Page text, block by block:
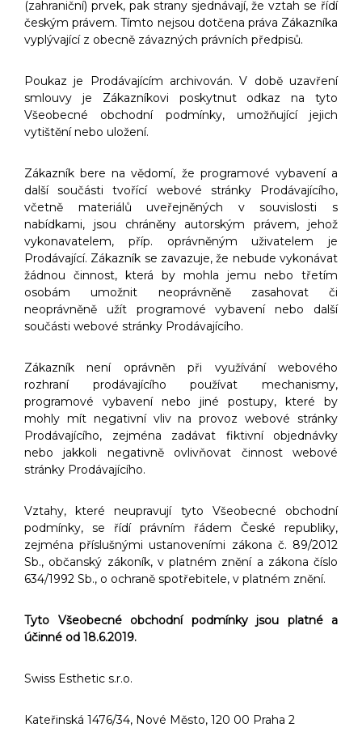
(zahraniční) prvek, pak strany sjednávají, že vztah se řídí
českým právem. Tímto nejsou dotčena práva Zákazníka
vyplývající z obecně závazných právních předpisů.
Poukaz je Prodávajícím archivován. V době uzavření
smlouvy je Zákazníkovi poskytnut odkaz na tyto
Všeobecné obchodní podmínky, umožňující jejich
vytištění nebo uložení.
Zákazník bere na vědomí, že programové vybavení a
další součásti tvořící webové stránky Prodávajícího,
včetně materiálů uveřejněných v souvislosti s
nabídkami, jsou chráněny autorským právem, jehož
vykonavatelem, příp. oprávněným uživatelem je
Prodávající. Zákazník se zavazuje, že nebude vykonávat
žádnou činnost, která by mohla jemu nebo třetím
osobám umožnit neoprávněně zasahovat či
neoprávněně užít programové vybavení nebo další
součásti webové stránky Prodávajícího.
Zákazník není oprávněn při využívání webového
rozhraní prodávajícího používat mechanismy,
programové vybavení nebo jiné postupy, které by
mohly mít negativní vliv na provoz webové stránky
Prodávajícího, zejména zadávat fiktivní objednávky
nebo jakkoli negativně ovlivňovat činnost webové
stránky Prodávajícího.
Vztahy, které neupravují tyto Všeobecné obchodní
podmínky, se řídí právním řádem České republiky,
zejména příslušnými ustanoveními zákona č. 89/2012
Sb., občanský zákoník, v platném znění a zákona číslo
634/1992 Sb., o ochraně spotřebitele, v platném znění.
Tyto Všeobecné obchodní podmínky jsou platné a
účinné od 18.6.2019.
Swiss Esthetic s.r.o.
Kateřinská 1476/34, Nové Město, 120 00 Praha 2